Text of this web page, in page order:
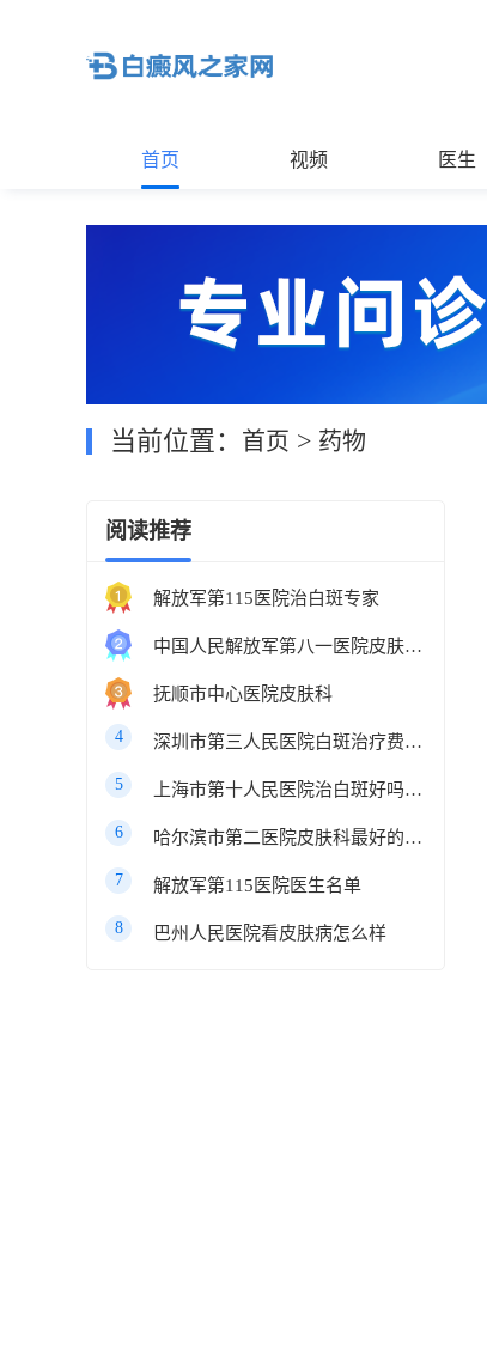
首页 视频 医生
当前位置： 首页 > 药物
阅读推荐
解放军第115医院治白斑专家
中国人民解放军第八一医院皮肤科最好的医生
抚顺市中心医院皮肤科
4 深圳市第三人民医院白斑治疗费用多少
5 上海市第十人民医院治白斑好吗知乎
6 哈尔滨市第二医院皮肤科最好的医生
7 解放军第115医院医生名单
8 巴州人民医院看皮肤病怎么样